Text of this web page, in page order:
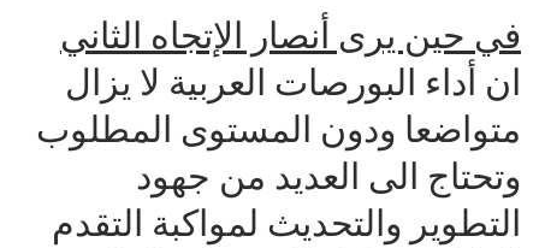
في حين يرى أنصار الإتجاه الثاني
ان أداء البورصات العربية لا يزال
متواضعا ودون المستوى المطلوب
وتحتاج الى العديد من جهود
التطوير والتحديث لمواكبة التقدم